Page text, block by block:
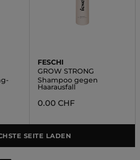
FESCHI
GROW STRONG
Shampoo gegen
Haarausfall
0.00 CHF
SEITE LADEN